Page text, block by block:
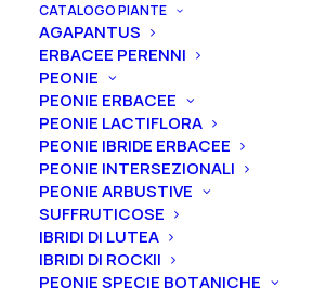
CATALOGO PIANTE
AGAPANTUS
ERBACEE PERENNI
PEONIE
PEONIE ERBACEE
PEONIE LACTIFLORA
PEONIE IBRIDE ERBACEE
PEONIE INTERSEZIONALI
PEONIE ARBUSTIVE
SUFFRUTICOSE
IBRIDI DI LUTEA
IBRIDI DI ROCKII
PEONIE SPECIE BOTANICHE